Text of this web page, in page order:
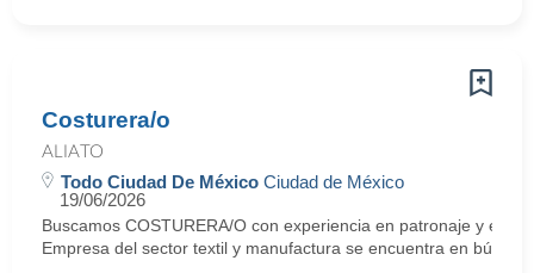
Costurera/o
ALIATO
Todo Ciudad De México Ciudad de México
19/06/2026
Buscamos COSTURERA/O con experiencia en patronaje y
Empresa del sector textil y manufactura se encuentra en